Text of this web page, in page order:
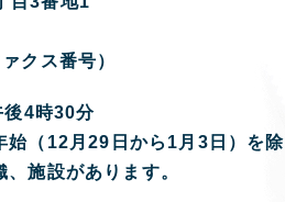
クス番号）
後4時30分
始（12月29日から1月3日）を除
施設があります。